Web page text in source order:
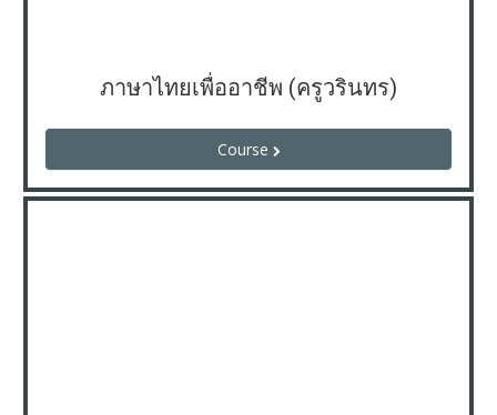
ภาษาไทยเพื่ออาชีพ (ครูวรินทร)
Course